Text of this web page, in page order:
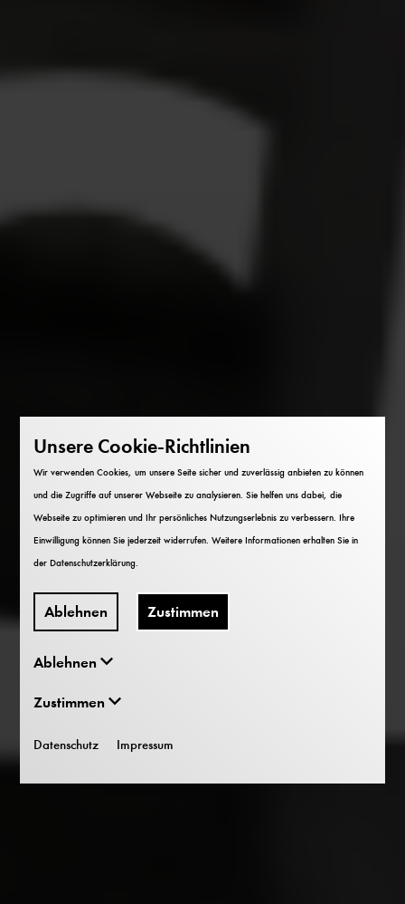
Unsere Cookie-Richtlinien
Wir verwenden Cookies, um unsere Seite sicher und zuverlässig anbieten zu können
und die Zugriffe auf unserer Webseite zu analysieren. Sie helfen uns dabei, die
Webseite zu optimieren und Ihr persönliches Nutzungserlebnis zu verbessern. Ihre
Einwilligung können Sie jederzeit widerrufen. Weitere Informationen erhalten Sie in
derDatenschutzerklärung
Ablehnen Zustimmen
Ablehnen
Zustimmen
Datenschutz Impressum